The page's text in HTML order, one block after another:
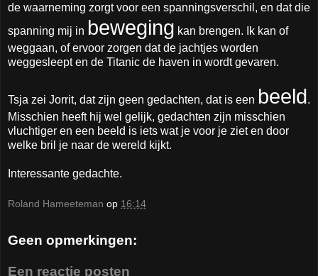
de waarneming zorgt voor een spanningsverschil, en dat die
spanning mij in beweging kan brengen. Ik kan of
weggaan, of ervoor zorgen dat de jachtjes worden
weggesleept en de Titanic de haven in wordt gevaren.
Tsja zei Jorrit, dat zijn geen gedachten, dat is een beeld.
Misschien heeft hij wel gelijk, gedachten zijn misschien
vluchtiger en een beeld is iets wat je voor je ziet en door
welke bril je naar de wereld kijkt.
Interessante gedachte.
Roland Hameeteman op 16:14
Geen opmerkingen:
Een reactie posten